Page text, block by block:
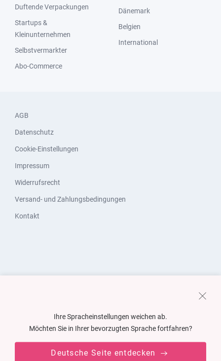
Duftende Verpackungen
Startups &
Kleinunternehmen
Selbstvermarkter
Abo-Commerce
Dänemark
Belgien
International
AGB
Datenschutz
Cookie-Einstellungen
Impressum
Widerrufsrecht
Versand- und Zahlungsbedingungen
Kontakt
Ihre Spracheinstellungen weichen ab.
Möchten Sie in Ihrer bevorzugten Sprache fortfahren?
Deutsche Seite entdecken